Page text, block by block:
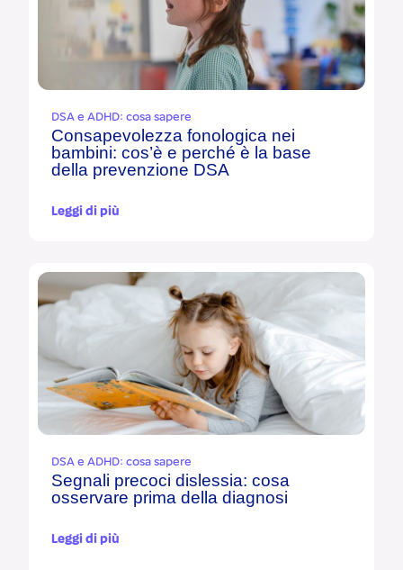
DSA e ADHD: cosa sapere
Consapevolezza fonologica nei
bambini: cos’è e perché è la base
della prevenzione DSA
Leggi di più
DSA e ADHD: cosa sapere
Segnali precoci dislessia: cosa
osservare prima della diagnosi
Leggi di più